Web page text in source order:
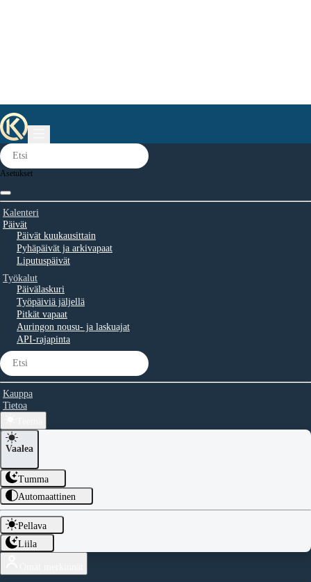
Asetukset
Kalenteri
Päivät
Päivät kuukausittain
Pyhäpäivät ja arkivapaat
Liputuspäivät
Työkalut
Päivälaskuri
Työpäiviä jäljellä
Pitkät vapaat
Auringon nousu- ja laskuajat
API-rajapinta
Kauppa
Tietoa
Vaalea
Tumma
Automaattinen
Pellava
Liila